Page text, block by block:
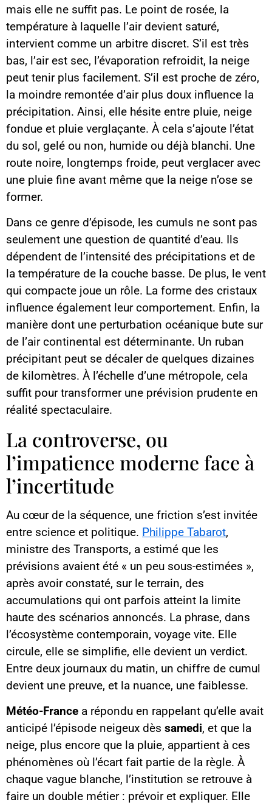
mais elle ne suffit pas. Le point de rosée, la
température à laquelle l’air devient saturé,
intervient comme un arbitre discret. S’il est très
bas, l’air est sec, l’évaporation refroidit, la neige
peut tenir plus facilement. S’il est proche de zéro,
la moindre remontée d’air plus doux influence la
précipitation. Ainsi, elle hésite entre pluie, neige
fondue et pluie verglaçante. À cela s’ajoute l’état
du sol, gelé ou non, humide ou déjà blanchi. Une
route noire, longtemps froide, peut verglacer avec
une pluie fine avant même que la neige n’ose se
former.
Dans ce genre d’épisode, les cumuls ne sont pas
seulement une question de quantité d’eau. Ils
dépendent de l’intensité des précipitations et de
la température de la couche basse. De plus, le vent
qui compacte joue un rôle. La forme des cristaux
influence également leur comportement. Enfin, la
manière dont une perturbation océanique bute sur
de l’air continental est déterminante. Un ruban
précipitant peut se décaler de quelques dizaines
de kilomètres. À l’échelle d’une métropole, cela
suffit pour transformer une prévision prudente en
réalité spectaculaire.
La controverse, ou
l’impatience moderne face à
l’incertitude
Au cœur de la séquence, une friction s’est invitée
entre science et politique. Philippe Tabarot,
ministre des Transports, a estimé que les
prévisions avaient été « un peu sous-estimées »,
après avoir constaté, sur le terrain, des
accumulations qui ont parfois atteint la limite
haute des scénarios annoncés. La phrase, dans
l’écosystème contemporain, voyage vite. Elle
circule, elle se simplifie, elle devient un verdict.
Entre deux journaux du matin, un chiffre de cumul
devient une preuve, et la nuance, une faiblesse.
Météo-France a répondu en rappelant qu’elle avait
anticipé l’épisode neigeux dès samedi, et que la
neige, plus encore que la pluie, appartient à ces
phénomènes où l’écart fait partie de la règle. À
chaque vague blanche, l’institution se retrouve à
faire un double métier : prévoir et expliquer. Elle